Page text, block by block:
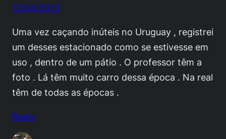
12/04/2013
Uma vez caçando inúteis no Uruguay , registrei
um desses estacionado como se estivesse em
uso , dentro de um pátio . O professor têm a
foto . Lá têm muito carro dessa época . Na real
têm de todas as épocas .
Reply